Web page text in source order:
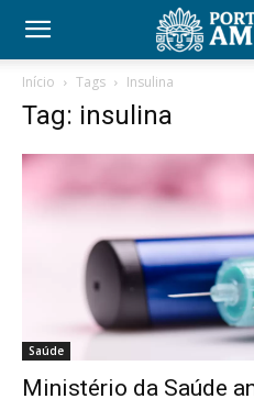
Início Tags Insulina
Tag: insulina
Saúde
Ministério da Saúde